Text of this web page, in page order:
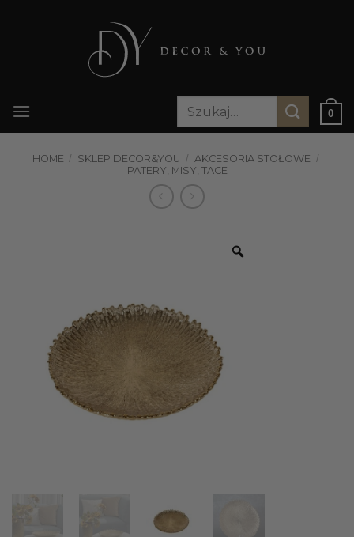
Szukaj:
0
HOME / SKLEP DECOR&YOU / AKCESORIA STOŁOWE /
PATERY, MISY, TACE